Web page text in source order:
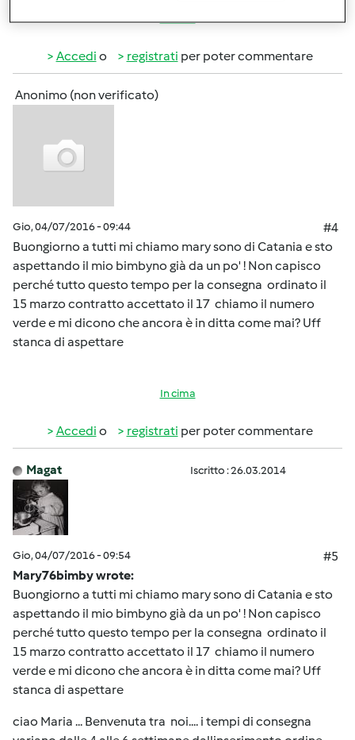
In cima
Accedi o registrati per poter commentare
Anonimo (non verificato)
Gio, 04/07/2016 - 09:44
#4
Buongiorno a tutti mi chiamo mary sono di Catania e sto
aspettando il mio bimbyno già da un po' ! Non capisco
perché tutto questo tempo per la consegna ordinato il
15 marzo contratto accettato il 17 chiamo il numero
verde e mi dicono che ancora è in ditta come mai? Uff
stanca di aspettare
In cima
Accedi o registrati per poter commentare
Magat Iscritto : 26.03.2014
Gio, 04/07/2016 - 09:54
#5
Mary76bimby wrote:
Buongiorno a tutti mi chiamo mary sono di Catania e sto
aspettando il mio bimbyno già da un po' ! Non capisco
perché tutto questo tempo per la consegna ordinato il
15 marzo contratto accettato il 17 chiamo il numero
verde e mi dicono che ancora è in ditta come mai? Uff
stanca di aspettare
ciao Maria ... Benvenuta tra noi.... i tempi di consegna